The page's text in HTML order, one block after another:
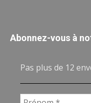
Abonnez-vous à
Pas plus de 12